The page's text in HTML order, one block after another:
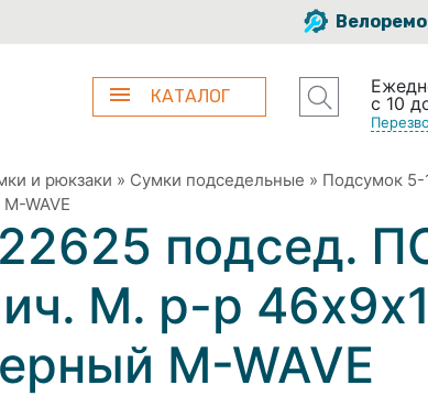
КАТАЛОГ
с 10
и рюкзаки » Сумки подседельные » Подсумок
WAVE
подсед.
M. р-р
M-WAVE